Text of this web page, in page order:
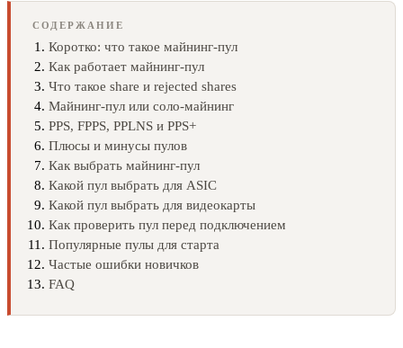
СОДЕРЖАНИЕ
Коротко: что такое майнинг-пул
Как работает майнинг-пул
Что такое share и rejected shares
Майнинг-пул или соло-майнинг
PPS, FPPS, PPLNS и PPS+
Плюсы и минусы пулов
Как выбрать майнинг-пул
Какой пул выбрать для ASIC
Какой пул выбрать для видеокарты
Как проверить пул перед подключением
Популярные пулы для старта
Частые ошибки новичков
FAQ